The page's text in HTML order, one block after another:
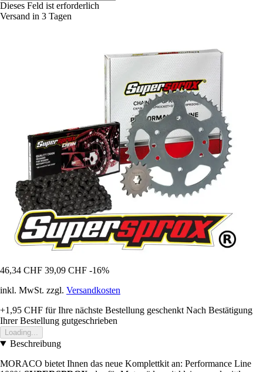
Dieses Feld ist erforderlich
Versand in 3 Tagen
46,34 CHF 39,09 CHF -16%
inkl. MwSt. zzgl. Versandkosten
+1,95 CHF für Ihre nächste Bestellung geschenkt Nach Bestätigung
Ihrer Bestellung gutgeschrieben
Loading...
Beschreibung
MORACO bietet Ihnen das neue Komplettkit an: Performance Line